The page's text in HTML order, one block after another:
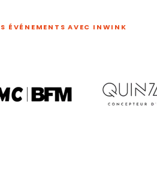
ÉVÉNEMENTS AVEC INWINK